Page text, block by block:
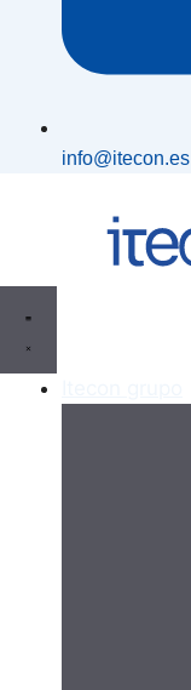
info@itecon.es